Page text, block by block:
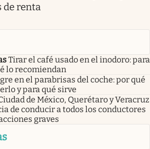
de renta
Tirar el café usado en el inodoro: para
lo recomiendan
en el parabrisas del coche: por qué
y para qué sirve
de México, Querétaro y Veracruz
de conducir a todos los conductores
graves